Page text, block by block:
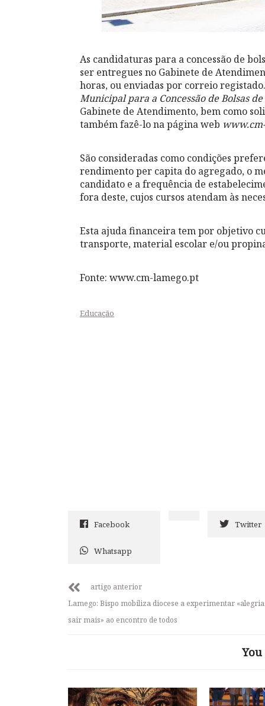
As candidaturas para a concessão de
ser entregues no Gabinete de
horas, ou enviadas por correio
Municipal para a Concessão de Bolsas
Gabinete de Atendimento, bem como
também fazê-lo na página web
São consideradas como condições
rendimento per capita do agregado, o
candidato e a frequência de
fora deste, cujos cursos atendam às
Esta ajuda financeira tem por objetivo
transporte, material escolar e/ou
Fonte: www.cm-lamego.pt
Educação
Facebook Twitter
Whatsapp
artigo anterior
Lamego: Bispo mobiliza diocese a experimentar
sair mais» ao encontro de todos